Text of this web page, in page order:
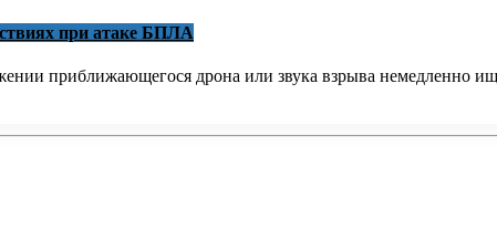
при атаке БПЛА
приближающегося дрона или звука взрыва немедленно